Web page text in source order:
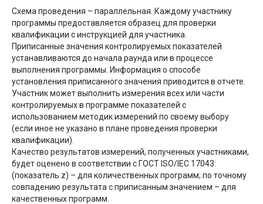
Схема проведения – параллельная. Каждому участнику
программы предоставляется образец для проверки
квалификации с инструкцией для участника.
Приписанные значения контролируемых показателей
устанавливаются до начала раунда или в процессе
выполнения программы. Информация о способе
установления приписанного значения приводится в отчете.
Участник может выполнить измерения всех или части
контролируемых в программе показателей с
использованием методик измерений по своему выбору
(если иное не указано в плане проведения проверки
квалификации).
Качество результатов измерений, полученных участниками,
будет оценено в соответствии с ГОСТ ISO/IEC 17043:
(показатель z) – для количественных программ; по точному
совпадению результата с приписанным значением – для
качественных программ.